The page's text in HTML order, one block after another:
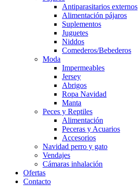
Antiparasitarios externos
Alimentación pájaros
Suplementos
Juguetes
Niddos
Comederos/Bebederos
Moda
Impermeables
Jersey
Abrigos
Ropa Navidad
Manta
Peces y Reptiles
Alimentación
Peceras y Acuarios
Accesorios
Navidad perro y gato
Vendajes
Cámaras inhalación
Ofertas
Contacto